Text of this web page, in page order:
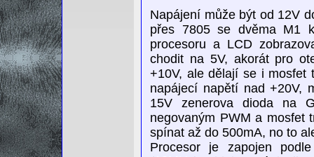
Napájení může být od 12V
přes 7805 se dvěma M1
procesoru a LCD
chodit na 5V, akorát pro
+10V, ale dělají se i mosfet
napájecí napětí nad +20V,
15V zenerova dioda na
negovaným PWM a mosfet
spínat až do 500mA, no to
Procesor je zapojen